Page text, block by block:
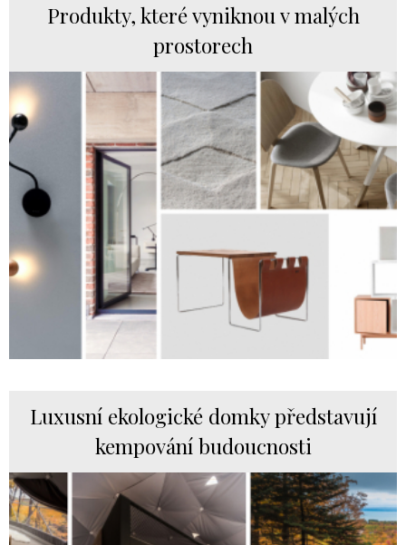
Produkty, které vyniknou v malých
prostorech
Luxusní ekologické domky představují
kempování budoucnosti